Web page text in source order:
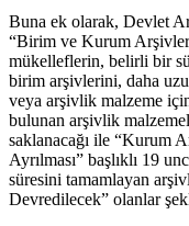
Buna ek olarak, Devlet
“Birim ve Kurum
mükelleflerin, belirli bir
birim arşivlerini, daha
veya arşivlik malzeme
bulunan arşivlik
saklanacağı ile “Kurum
Ayrılması” başlıklı 19
süresini tamamlayan
Devredilecek” olanlar